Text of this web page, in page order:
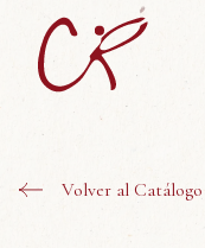
Volver al Catálogo